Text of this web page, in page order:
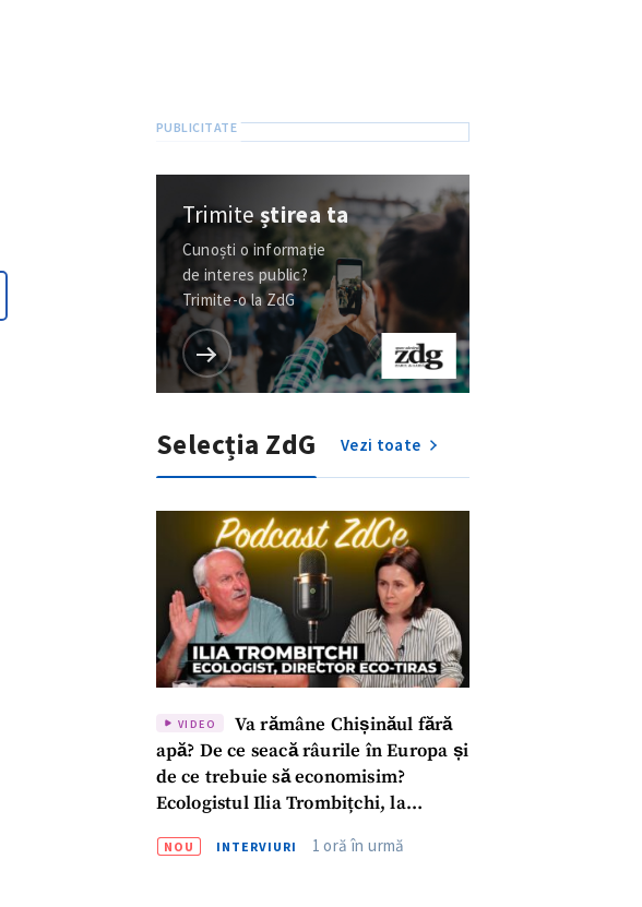
Trimiteștirea ta
Cunoști o informație
de interes public?
Trimite-o la ZdG
Selecția ZdG Vezi toate
VIDEO
Va rămâne Chișinăul fără
apă? De ce seacă râurile în Europa și
de ce trebuie să economisim?
Ecologistul Ilia Trombițchi, la
NOU INTERVIURI 1 oră în urmă